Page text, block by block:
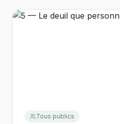
Tous publics